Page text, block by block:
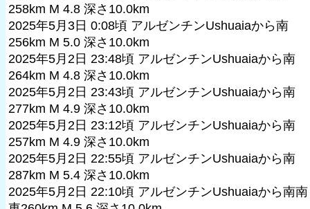
258km M 4.8 深さ10.0km
2025年5月3日 0:08頃 アルゼンチンUshuaiaから南
256km M 5.0 深さ10.0km
2025年5月2日 23:48頃 アルゼンチンUshuaiaから南
264km M 4.8 深さ10.0km
2025年5月2日 23:43頃 アルゼンチンUshuaiaから南
277km M 4.9 深さ10.0km
2025年5月2日 23:12頃 アルゼンチンUshuaiaから南
257km M 4.9 深さ10.0km
2025年5月2日 22:55頃 アルゼンチンUshuaiaから南
287km M 5.4 深さ10.0km
2025年5月2日 22:10頃 アルゼンチンUshuaiaから南南